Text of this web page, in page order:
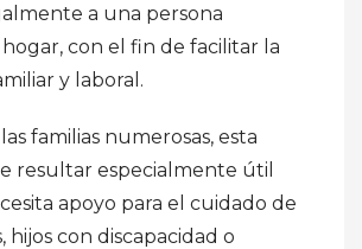
a una persona
con el fin de facilitar la
y laboral.
familias numerosas, esta
resultar especialmente útil
apoyo para el cuidado de
hijos con discapacidad o